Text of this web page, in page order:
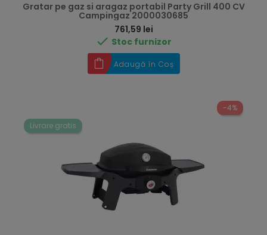
Gratar pe gaz si aragaz portabil Party Grill 400 CV
Campingaz 2000030685
761,59 lei
 Stoc furnizor
Adaugă în Coș
-4%
Livrare gratis